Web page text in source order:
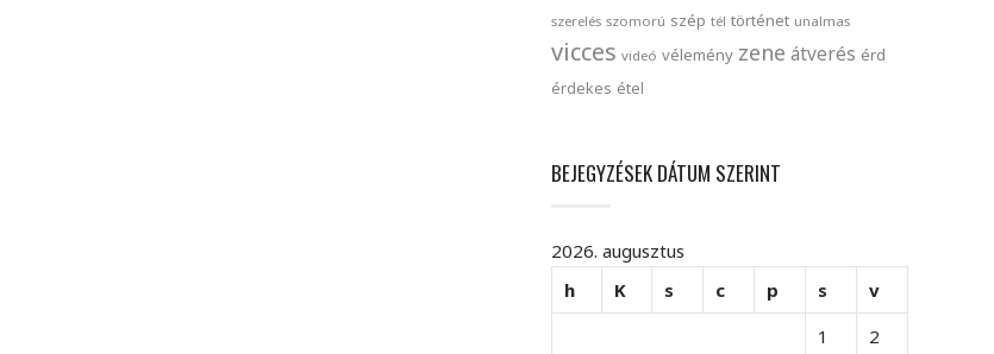
szerelés szomorú szép tél történet unalmas
vicces videó vélemény zene átverés érd
érdekes étel
BEJEGYZÉSEK DÁTUM SZERINT
2026. augusztus
h
K s c p s
v
1
2